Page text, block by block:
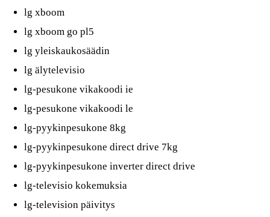
lg xboom
lg xboom go pl5
lg yleiskaukosäädin
lg älytelevisio
lg-pesukone vikakoodi ie
lg-pesukone vikakoodi le
lg-pyykinpesukone 8kg
lg-pyykinpesukone direct drive 7kg
lg-pyykinpesukone inverter direct drive
lg-televisio kokemuksia
lg-television päivitys